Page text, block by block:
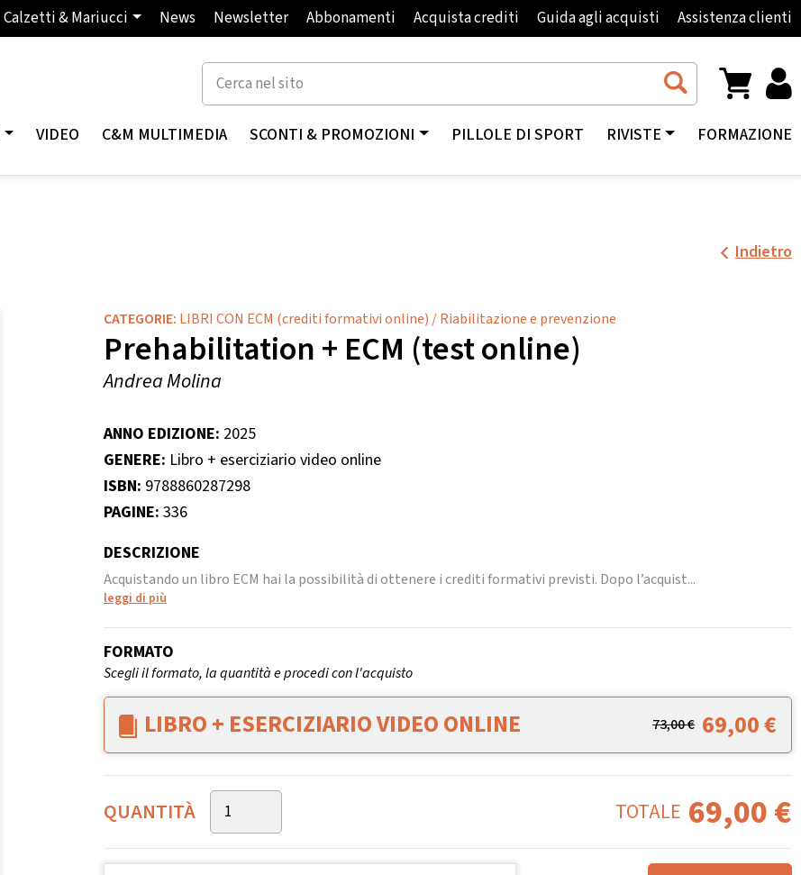
Calzetti & Mariucci News Newsletter Abbonamenti Acquista crediti Guida agli acquisti Assistenza clienti
VIDEO C&M MULTIMEDIA SCONTI & PROMOZIONI PILLOLE DI SPORT RIVISTE FORMAZIONE
Indietro
CATEGORIE: LIBRI CON ECM (crediti formativi online) /Riabilitazione e prevenzione
Prehabilitation + ECM (test online)
Andrea Molina
ANNO EDIZIONE: 2025
GENERE: Libro + eserciziario video online
ISBN: 9788860287298
PAGINE: 336
DESCRIZIONE
Acquistando un libro ECM hai la possibilità di ottenere i crediti formativi previsti. Dopo l’acquist...
leggi di più
FORMATO
Scegli il formato, la quantità e procedi con l'acquisto
LIBRO + ESERCIZIARIO VIDEO ONLINE 73,00€ 69,00€
QUANTITÀ TOTALE 69,00€